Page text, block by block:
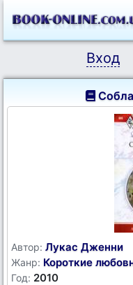
Вход
Автор: Лукас Дженни
Жанр: Короткие
Год: 2010